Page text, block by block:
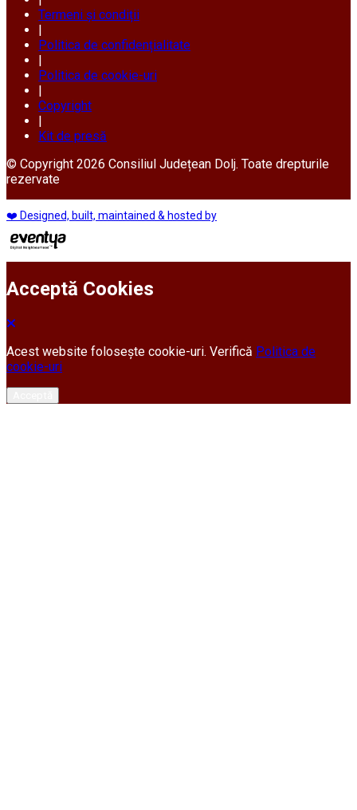
Termeni și condiții
Politica de confidențialitate
Politica de cookie-uri
Copyright
Kit de presă
© Copyright 2026 Consiliul Județean Dolj. Toate drepturile
rezervate
❤️ Designed, built, maintained & hosted by
Acceptă Cookies
Acest website folosește cookie-uri. Verifică Politica de
cookie-uri